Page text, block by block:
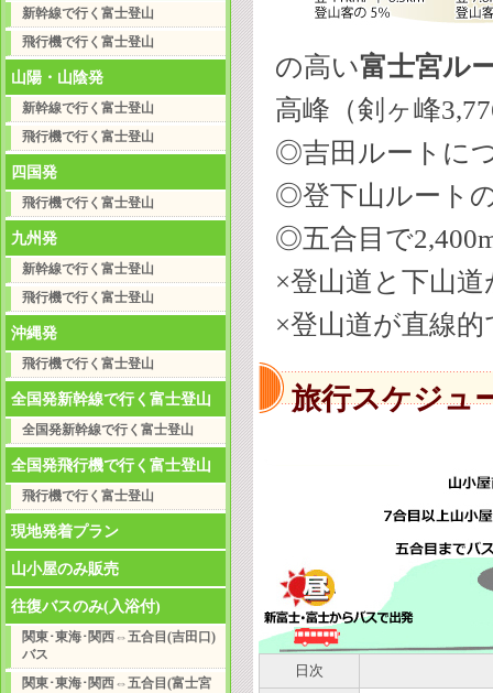
新幹線で行く富士登山
飛行機で行く富士登山
山陽・山陰発
新幹線で行く富士登山
飛行機で行く富士登山
四国発
飛行機で行く富士登山
九州発
新幹線で行く富士登山
飛行機で行く富士登山
沖縄発
飛行機で行く富士登山
全国発新幹線で行く富士登山
全国発新幹線で行く富士登山
全国発飛行機で行く富士登山
飛行機で行く富士登山
現地発着プラン
山小屋のみ販売
往復バスのみ(入浴付)
関東･東海･関西⇔五合目(吉田口)
バス
関東･東海･関西⇔五合目(富士宮
の高い富士宮ル
高峰（剣ヶ峰
◎吉田ルートに
◎登下山ルート
◎五合目で
×登山道と下山
×登山道が直線
旅行スケジュ
日次